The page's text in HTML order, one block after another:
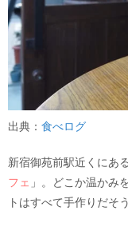
出典： 食べログ
新宿御苑前駅近くにあ
フェ 」。どこか温かみ
トはすべて手作りだそ